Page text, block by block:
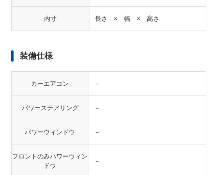
内寸 長さ × 幅 × 高さ
装備仕様
カーエアコン －
パワーステアリング －
パワーウィンドウ －
フロントのみパワーウィン
ドウ
－